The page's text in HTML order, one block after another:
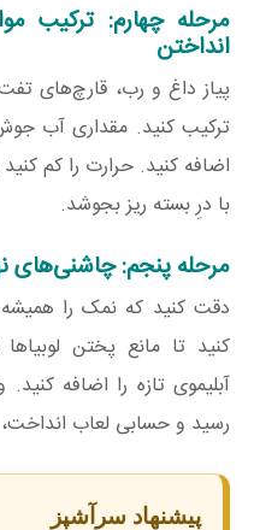
مرحله چهارم: ترکیب
انداختن
پیاز داغ و رب، قارچ‌های
ترکیب کنید. مقداری آب
اضافه کنید. حرارت را کم
با درِ بسته ریز بجوشد.
مرحله پنجم: چاشنی‌های
دقت کنید که نمک را
کنید تا مانع پختن
آبلیموی تازه را اضافه
رسید و حسابی لعاب
پیشنهاد سرآشپز